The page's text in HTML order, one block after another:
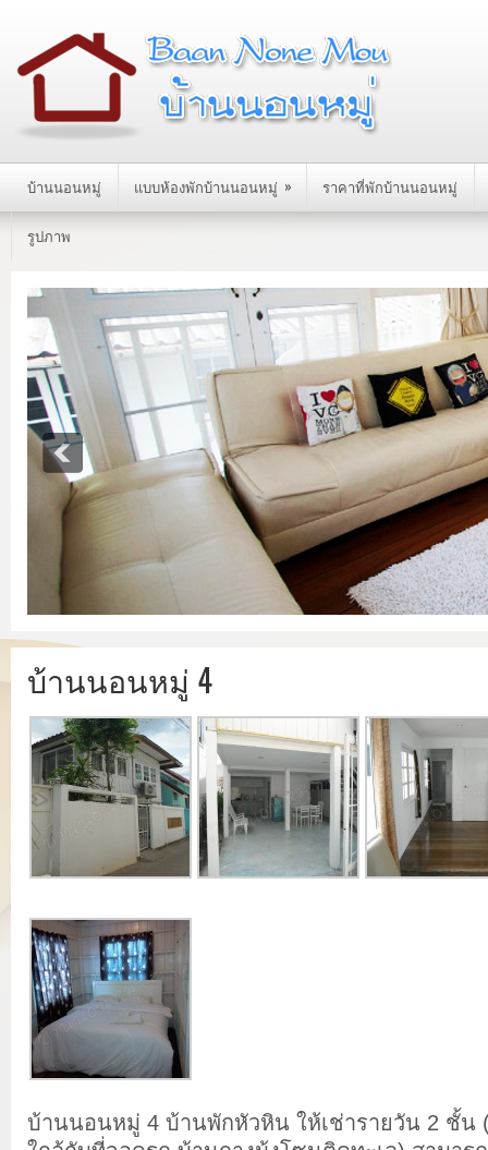
บ้านนอนหมู่ แบบห้องพักบ้านนอนหมู่ » ราคาที่พักบ้านนอนหมู่
รูปภาพ
บ้านนอนหมู่ 4
บ้านนอนหมู่ 4 บ้านพักหัวหิน ให้เช่ารายวัน 2 ชั้น